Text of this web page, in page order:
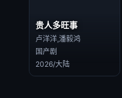
贵人多旺事
卢洋洋,潘毅鸿
国产剧
2026/大陆